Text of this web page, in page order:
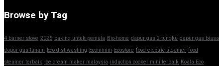
Browse by Tag
4 burner stove 2025 baking untuk pemula Bio-home dapur gas 2 tungku dapur gas biasa
dapur gas tanam Eco dishwashing Ecominim Ecostore food electric steamer food
steamer terbaik ice cream maker malaysia induction cooker mini terbaik Koala Eco